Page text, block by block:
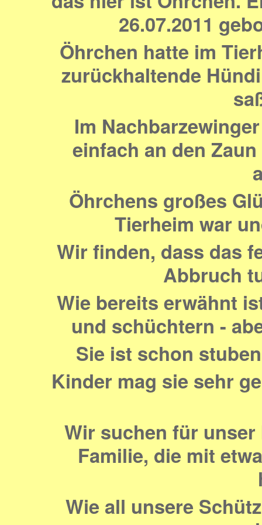
26.07.2011
Öhrchen hatte im
zurückhaltende
Im
einfach an den
Öhrchens großes
Tierheim war
Wir finden, dass das
Abbruch
Wie bereits erwähnt
und schüchtern -
Sie ist schon
Kinder mag sie sehr
Wir suchen für
Familie, die mit
Wie all unsere